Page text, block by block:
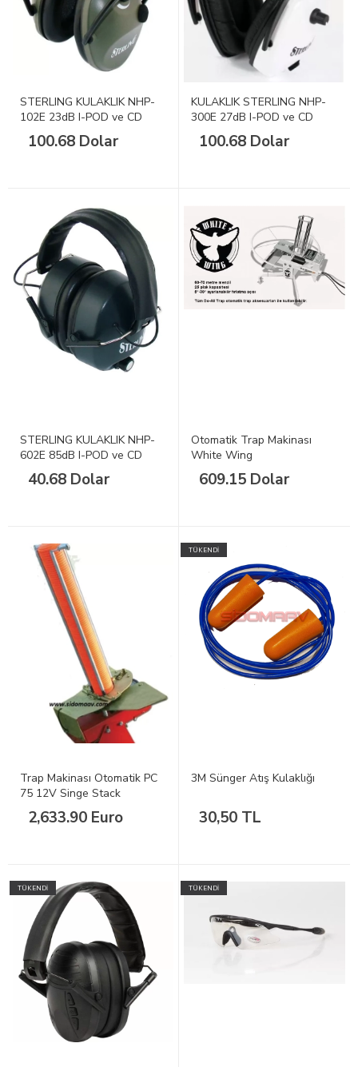
STERLING KULAKLIK NHP-
102E 23dB I-POD ve CD
Yeşil
100.68 Dolar
KULAKLIK STERLING NHP-
300E 27dB I-POD ve CD
Beyaz
100.68 Dolar
STERLING KULAKLIK NHP-
602E 85dB I-POD ve CD
Yeşil
40.68 Dolar
Otomatik Trap Makinası
White Wing
609.15 Dolar
Trap Makinası Otomatik PC
75 12V Singe Stack
2,633.90 Euro
TÜKENDİ
3M Sünger Atış Kulaklığı
30,50 TL
TÜKENDİ TÜKENDİ